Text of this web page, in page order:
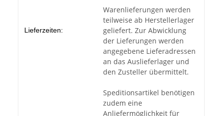
Lieferzeiten:
Warenlieferungen werden
teilweise ab Herstellerlager
geliefert. Zur Abwicklung
der Lieferungen werden
angegebene Lieferadressen
an das Auslieferlager und
den Zusteller übermittelt.
Speditionsartikel benötigen
zudem eine
Anliefermöglichkeit für